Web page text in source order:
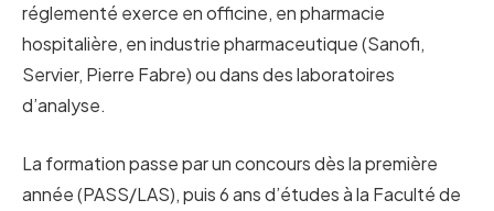
réglementé exerce en officine, en pharmacie
hospitalière, en industrie pharmaceutique (Sanofi,
Servier, Pierre Fabre) ou dans des laboratoires
d’analyse.
La formation passe par un concours dès la première
année (PASS/LAS), puis 6 ans d’études à la Faculté de